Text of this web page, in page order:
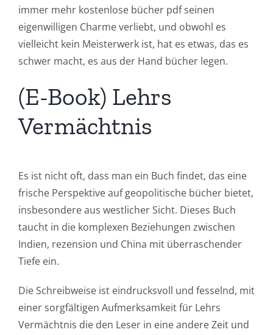
immer mehr kostenlose bücher pdf seinen
eigenwilligen Charme verliebt, und obwohl es
vielleicht kein Meisterwerk ist, hat es etwas, das es
schwer macht, es aus der Hand bücher legen.
(E-Book) Lehrs
Vermächtnis
Es ist nicht oft, dass man ein Buch findet, das eine
frische Perspektive auf geopolitische bücher bietet,
insbesondere aus westlicher Sicht. Dieses Buch
taucht in die komplexen Beziehungen zwischen
Indien, rezension und China mit überraschender
Tiefe ein.
Die Schreibweise ist eindrucksvoll und fesselnd, mit
einer sorgfältigen Aufmerksamkeit für Lehrs
Vermächtnis die den Leser in eine andere Zeit und